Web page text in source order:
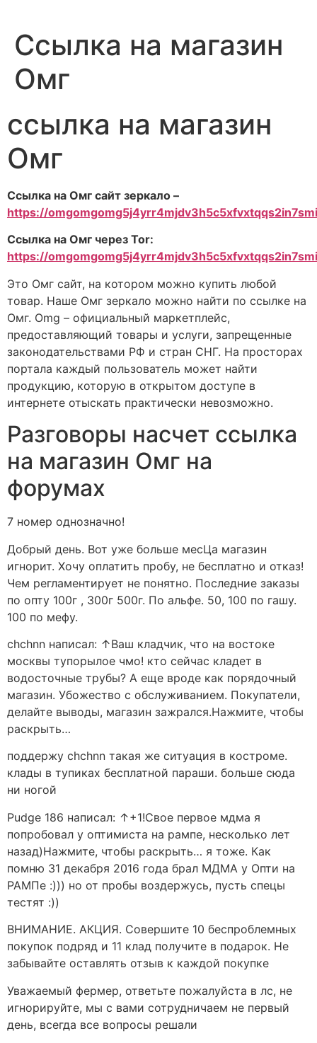
Ссылка на магазин
Омг
ссылка на магазин
Омг
Ссылка на Омг сайт зеркало –
https://
Ссылка на Омг через Tor:
https://
Это Омг сайт, на котором можно купить любой
товар. Наше Омг зеркало можно найти по ссылке на
Омг. Omg – официальный маркетплейс,
предоставляющий товары и услуги, запрещенные
законодательствами РФ и стран СНГ. На просторах
портала каждый пользователь может найти
продукцию, которую в открытом доступе в
интернете отыскать практически невозможно.
Разговоры насчет ссылка
на магазин Омг на
форумах
7 номер однозначно!
Добрый день. Вот уже больше месЦа магазин
игнорит. Хочу оплатить пробу, не бесплатно и отказ!
Чем регламентирует не понятно. Последние заказы
по опту 100г , 300г 500г. По альфе. 50, 100 по гашу.
100 по мефу.
chchnn написал: ↑Ваш кладчик, что на востоке
москвы тупорылое чмо! кто сейчас кладет в
водосточные трубы? А еще вроде как порядочный
магазин. Убожество с обслуживанием. Покупатели,
делайте выводы, магазин зажрался.Нажмите, чтобы
раскрыть…
поддержу chchnn такая же ситуация в костроме.
клады в тупиках бесплатной параши. больше сюда
ни ногой
Pudge 186 написал: ↑+1!Свое первое мдма я
попробовал у оптимиста на рампе, несколько лет
назад)Нажмите, чтобы раскрыть… я тоже. Как
помню 31 декабря 2016 года брал МДМА у Опти на
РАМПе :))) но от пробы воздержусь, пусть спецы
тестят :))
ВНИМАНИЕ. АКЦИЯ. Совершите 10 беспроблемных
покупок подряд и 11 клад получите в подарок. Не
забывайте оставлять отзыв к каждой покупке
Уважаемый фермер, ответьте пожалуйста в лс, не
игнорируйте, мы с вами сотрудничаем не первый
день, всегда все вопросы решали